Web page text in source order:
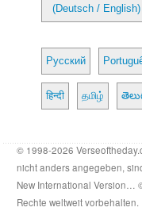
(Deutsch / English)
Русский
हिन्दी தமிழ்
© 1998-2026
nicht anders angegeben,
New International Version…
Rechte weltweit vorbehalten.